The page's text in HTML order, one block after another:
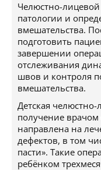
Челюстно-лицевой
патологии и
вмешательства.
подготовить
завершении
отслеживания
швов и контроля
вмешательства.
Детская
получение
направлена на
дефектов, в том
пасти». Такие
ребёнком